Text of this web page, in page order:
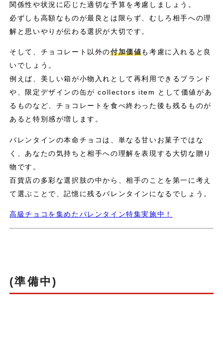
関係性や状況に応じた適切な予算を考慮しましょう。
必ずしも高額なものが最良とは限らず、むしろ相手への理
解と思いやりが伝わる選択が大切です。
そして、チョコレート以外の付加価値も考慮に入れると良
いでしょう。
例えば、美しい箱が小物入れとして再利用できるブランド
や、限定デザインの缶が collectors item として価値があ
るものなど、チョコレートを食べ終わった後も残るものが
あると特別感が増します。
バレンタインの本命チョコは、単なる甘いお菓子ではな
く、あなたの気持ちと相手への理解を表現する大切な贈り
物です。
百貨店の多彩な選択肢の中から、相手のことを第一に考え
て選ぶことで、記憶に残るバレンタインになるでしょう。
高級チョコを集めたバレンタイン特集実施中！
(準備中)